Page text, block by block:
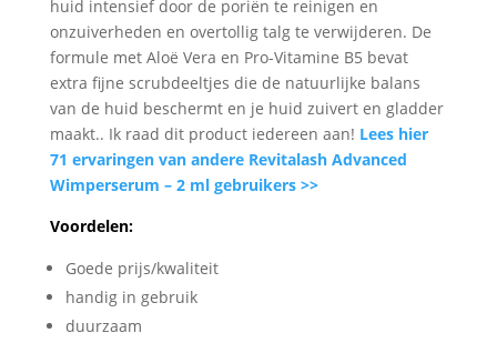
huid intensief door de poriën te reinigen en
onzuiverheden en overtollig talg te verwijderen. De
formule met Aloë Vera en Pro-Vitamine B5 bevat
extra fijne scrubdeeltjes die de natuurlijke balans
van de huid beschermt en je huid zuivert en gladder
maakt.. Ik raad dit product iedereen aan! Lees hier
71 ervaringen van andere Revitalash Advanced
Wimperserum – 2 ml gebruikers >>
Voordelen:
Goede prijs/kwaliteit
handig in gebruik
duurzaam